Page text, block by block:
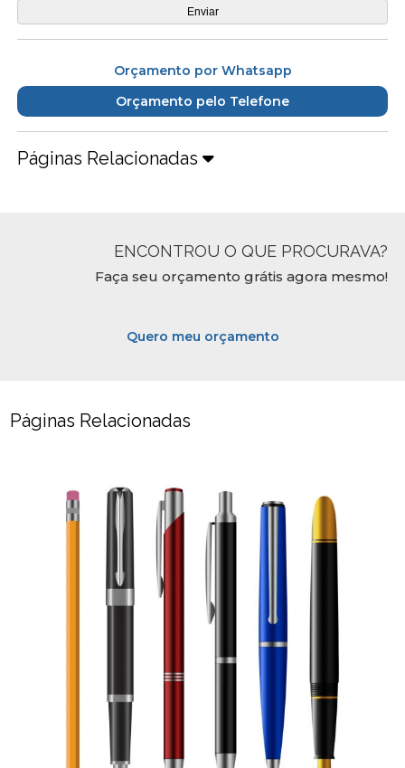
Orçamento por Whatsapp
Orçamento pelo Telefone
Páginas Relacionadas
ENCONTROU O QUE PROCURAVA?
Faça seu orçamento grátis agora mesmo!
Quero meu orçamento
Páginas Relacionadas